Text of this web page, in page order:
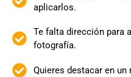
aplicarlos.
Te falta dirección para
fotografía.
Quieres destacar en un